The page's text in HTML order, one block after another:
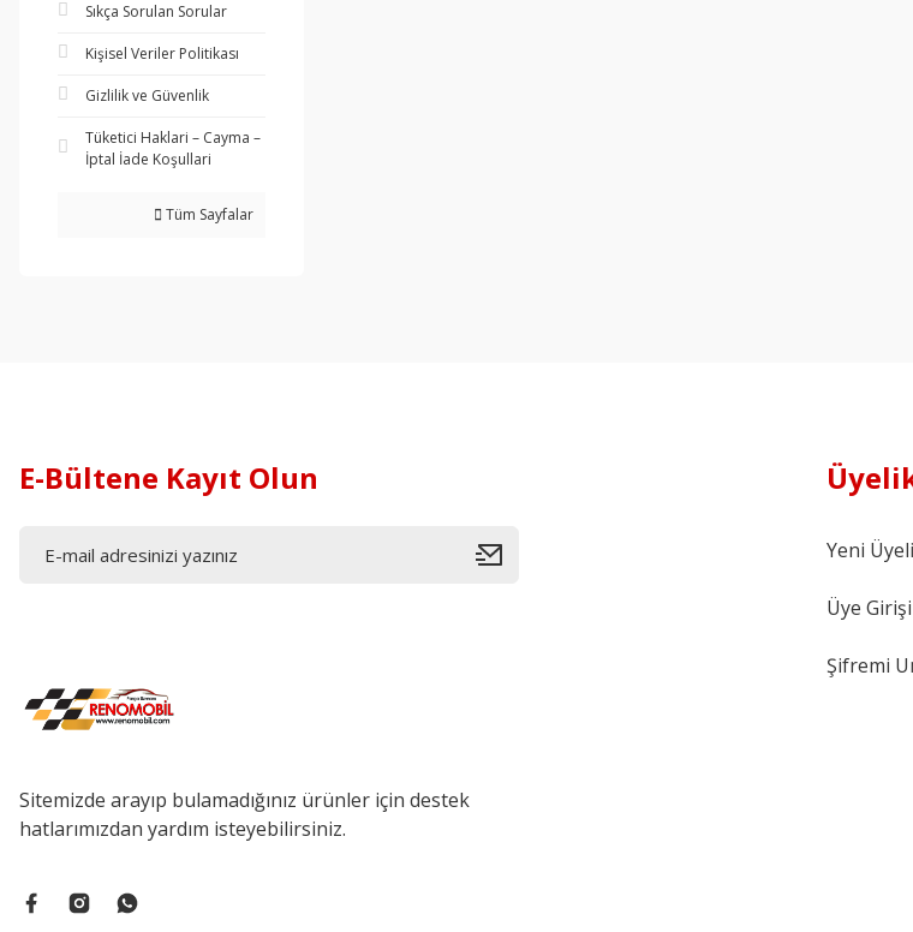
Sıkça Sorulan Sorular
Kişisel Veriler Politikası
Gizlilik ve Güvenlik
Tüketici Haklari – Cayma –
İptal İade Koşullari
Tüm Sayfalar
E-Bültene Kayıt Olun
Sitemizde arayıp bulamadığınız ürünler için destek
hatlarımızdan yardım isteyebilirsiniz.
Yeni
Üye Girişi
Şifremi